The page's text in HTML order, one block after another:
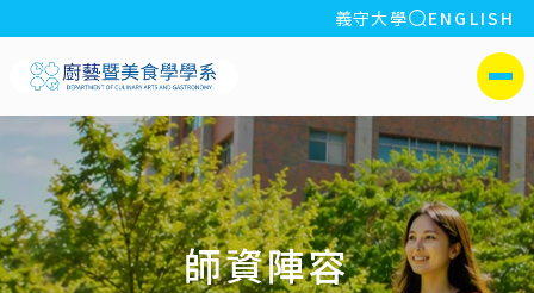
:::
義守大學 全站搜索
ENGLISH
側選單
師資陣容